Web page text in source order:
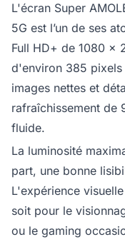
L'écran Super
5G est l’un de ses
Full HD+ de 1080 x
d'environ 385
images nettes et
rafraîchissement de
fluide.
La luminosité
part, une bonne
L'expérience
soit pour le
ou le gaming